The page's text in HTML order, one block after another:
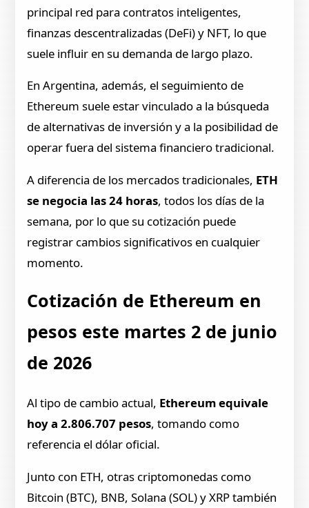
principal red para contratos inteligentes,
finanzas descentralizadas (DeFi) y NFT, lo que
suele influir en su demanda de largo plazo.
En Argentina, además, el seguimiento de
Ethereum suele estar vinculado a la búsqueda
de alternativas de inversión y a la posibilidad de
operar fuera del sistema financiero tradicional.
A diferencia de los mercados tradicionales, ETH
se negocia las 24 horas, todos los días de la
semana, por lo que su cotización puede
registrar cambios significativos en cualquier
momento.
Cotización de Ethereum en
pesos este martes 2 de junio
de 2026
Al tipo de cambio actual, Ethereum equivale
hoy a 2.806.707 pesos, tomando como
referencia el dólar oficial.
Junto con ETH, otras criptomonedas como
Bitcoin (BTC), BNB, Solana (SOL) y XRP también